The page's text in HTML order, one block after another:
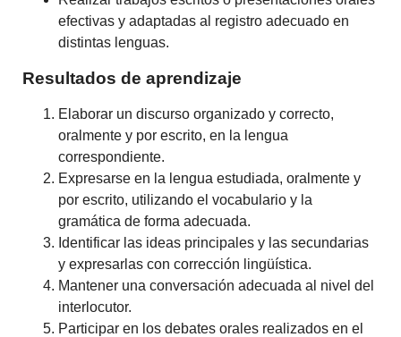
efectivas y adaptadas al registro adecuado en
distintas lenguas.
Resultados de aprendizaje
Elaborar un discurso organizado y correcto,
oralmente y por escrito, en la lengua
correspondiente.
Expresarse en la lengua estudiada, oralmente y
por escrito, utilizando el vocabulario y la
gramática de forma adecuada.
Identificar las ideas principales y las secundarias
y expresarlas con corrección lingüística.
Mantener una conversación adecuada al nivel del
interlocutor.
Participar en los debates orales realizados en el